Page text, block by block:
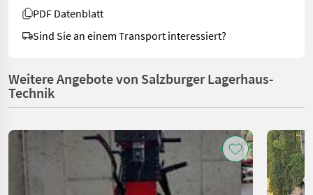
PDF Datenblatt
Sind Sie an einem Transport interessiert?
Weitere Angebote von Salzburger Lagerhaus-
Technik